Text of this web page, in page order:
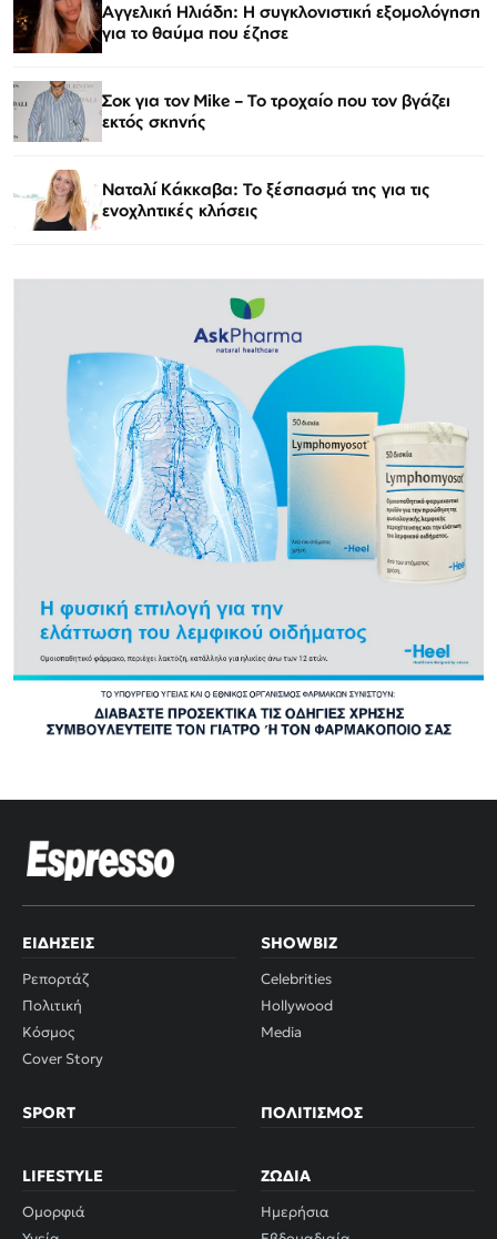
Αγγελική Ηλιάδη: Η συγκλονιστική εξομολόγηση
για το θαύμα που έζησε
Σοκ για τον Mike – Το τροχαίο που τον βγάζει
εκτός σκηνής
Ναταλί Κάκκαβα: Το ξέσπασμά της για τις
ενοχλητικές κλήσεις
ΕΙΔΉΣΕΙΣ
Ρεπορτάζ
Πολιτική
Κόσμος
Cover Story
SHOWBIZ
Celebrities
Hollywood
Media
SPORT ΠΟΛΙΤΙΣΜΌΣ
LIFESTYLE
Ομορφιά
ΖΏΔΙΑ
Ημερήσια